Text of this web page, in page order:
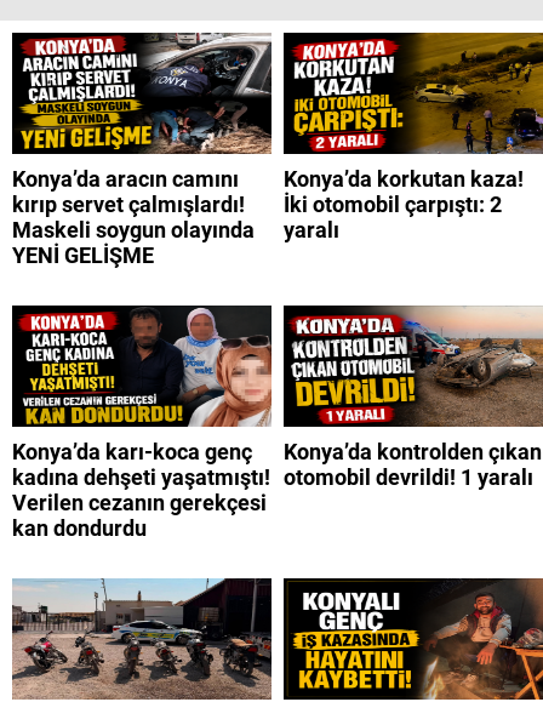
Konya’da aracın camını
kırıp servet çalmışlardı!
Maskeli soygun olayında
YENİ GELİŞME
Konya’da korkutan kaza!
İki otomobil çarpıştı: 2
yaralı
Konya’da karı-koca genç
kadına dehşeti yaşatmıştı!
Verilen cezanın gerekçesi
kan dondurdu
Konya’da kontrolden çıkan
otomobil devrildi! 1 yaralı